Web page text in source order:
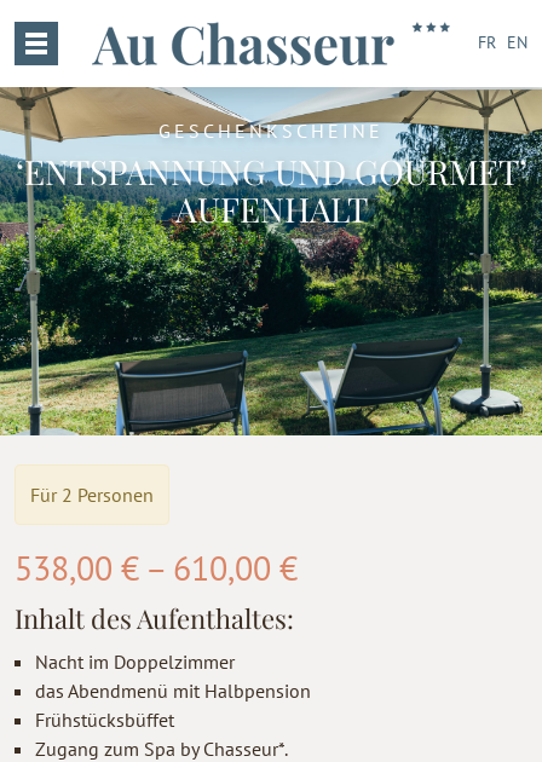
FR EN
GESCHENKSCHEINE
‘ENTSPANNUNG UND GOURMET’
AUFENHALT
Für 2 Personen
538,00 € – 610,00 €Preisspanne:
610,00 €
Inhalt des Aufenthaltes:
Nacht im Doppelzimmer
das Abendmenü mit Halbpension
Frühstücksbüffet
Zugang zum Spa by Chasseur*.